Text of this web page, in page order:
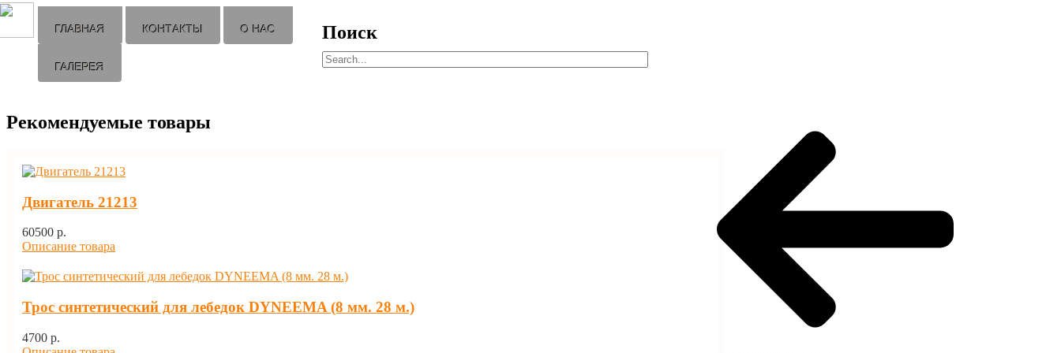
ГЛАВНАЯ КОНТАКТЫ О НАС
ГАЛЕРЕЯ
Поиск
Рекомендуемые товары
Двигатель 21213
60500 p.
Описание товара
Трос синтетический для лебедок DYNEEMA (8 мм. 28 м.)
4700 p.